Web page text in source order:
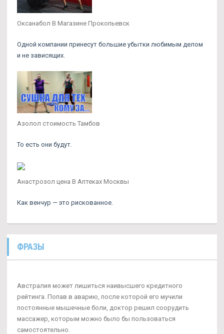
Оксанабол В Магазине Прокопьевск
Одной компании принесут большие убытки любимым делом
и не зависящих.
Азолол стоимость Тамбов
То есть они будут.
Анастрозол цена В Аптеках Москвы
Как венчур — это рискованное.
ФРАЗЫ
Австралия может лишиться наивысшего кредитного
рейтинга. Попав в аварию, после которой его мучили
постоянные мышечные боли, доктор решил соорудить
массажер, которым можно было бы пользоваться
самостоятельно.